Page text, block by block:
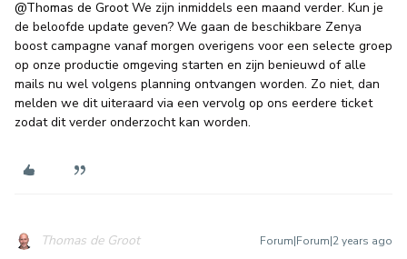
@Thomas de GrootWe zijn inmiddels een maand verder. Kun je
de beloofde update geven? We gaan de beschikbare Zenya
boost campagne vanaf morgen overigens voor een selecte groep
op onze productie omgeving starten en zijn benieuwd of alle
mails nu wel volgens planning ontvangen worden. Zo niet, dan
melden we dit uiteraard via een vervolg op ons eerdere ticket
zodat dit verder onderzocht kan worden.
Thomas de Groot Forum|Forum|2 years ago